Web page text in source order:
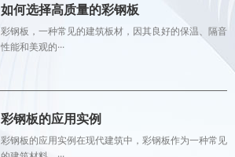
如何选择高质量的彩钢板
彩钢板，一种常见的建筑板材，因其良好的保温、隔音
性能和美观的···
彩钢板的应用实例
彩钢板的应用实例在现代建筑中，彩钢板作为一种常见